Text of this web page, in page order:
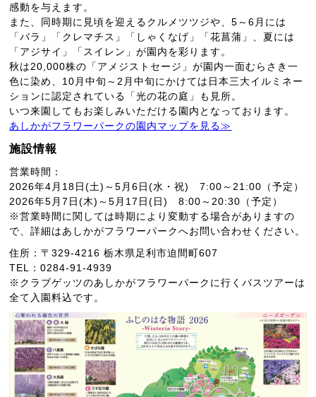
感動を与えます。
また、同時期に見頃を迎えるクルメツツジや、5～6月には
「バラ」「クレマチス」「しゃくなげ」「花菖蒲」、夏には
「アジサイ」「スイレン」が園内を彩ります。
秋は20,000株の「アメジストセージ」が園内一面むらさき一
色に染め、10月中旬～2月中旬にかけては日本三大イルミネー
ションに認定されている「光の花の庭」も見所。
いつ来園してもお楽しみいただける園内となっております。
あしかがフラワーパークの園内マップを見る≫
施設情報
営業時間：
2026年4月18日(土)～5月6日(水・祝) 7:00～21:00（予定）
2026年5月7日(木)～5月17日(日) 8:00～20:30（予定）
※営業時間に関しては時期により変動する場合がありますの
で、詳細はあしかがフラワーパークへお問い合わせください。
住所：〒329-4216 栃木県足利市迫間町607
TEL：0284-91-4939
※クラブゲッツのあしかがフラワーパークに行くバスツアーは
全て入園料込です。